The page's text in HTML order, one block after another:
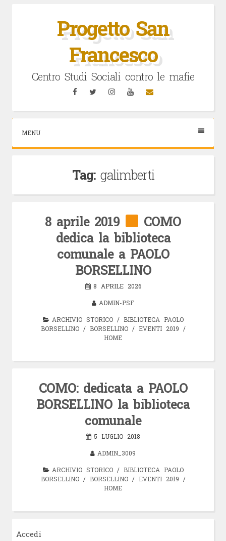
Progetto San
Francesco
Centro Studi Sociali contro le mafie
FacebookTwitterInstagramYouTubeEmail
MENU
Tag: galimberti
8 aprile 2019
COMO
dedica la biblioteca
comunale a PAOLO
BORSELLINO
8 APRILE 2026
ADMIN-PSF
ARCHIVIO STORICO/ BIBLIOTECA PAOLO
BORSELLINO/ BORSELLINO/ EVENTI 2019 /
HOME
COMO: dedicata a PAOLO
BORSELLINO la biblioteca
comunale
5 LUGLIO 2018
ADMIN_3009
ARCHIVIO STORICO/ BIBLIOTECA PAOLO
BORSELLINO/ BORSELLINO/ EVENTI 2019 /
HOME
Accedi